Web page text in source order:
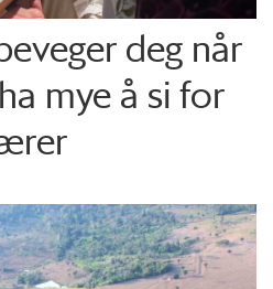
deg når
mye å si for